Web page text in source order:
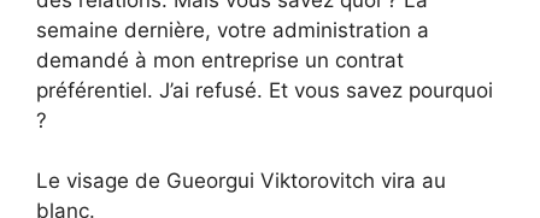
semaine dernière, votre administration a
demandé à mon entreprise un contrat
préférentiel. J’ai refusé. Et vous savez pourquoi
?
Le visage de Gueorgui Viktorovitch vira au
blanc.